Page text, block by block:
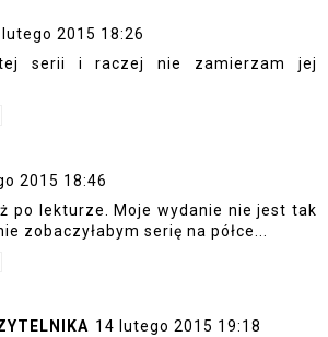
lutego 2015 18:26
serii i raczej nie zamierzam jej
2015 18:46
po lekturze. Moje wydanie nie jest tak
zobaczyłabym serię na półce...
14 lutego 2015 19:18